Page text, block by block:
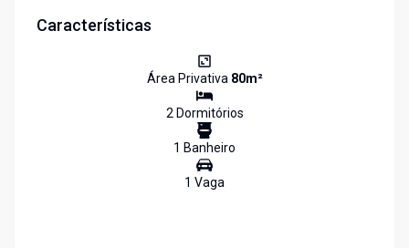
Características
Área Privativa 80m²
2Dormitórios
1 Banheiro
1 Vaga